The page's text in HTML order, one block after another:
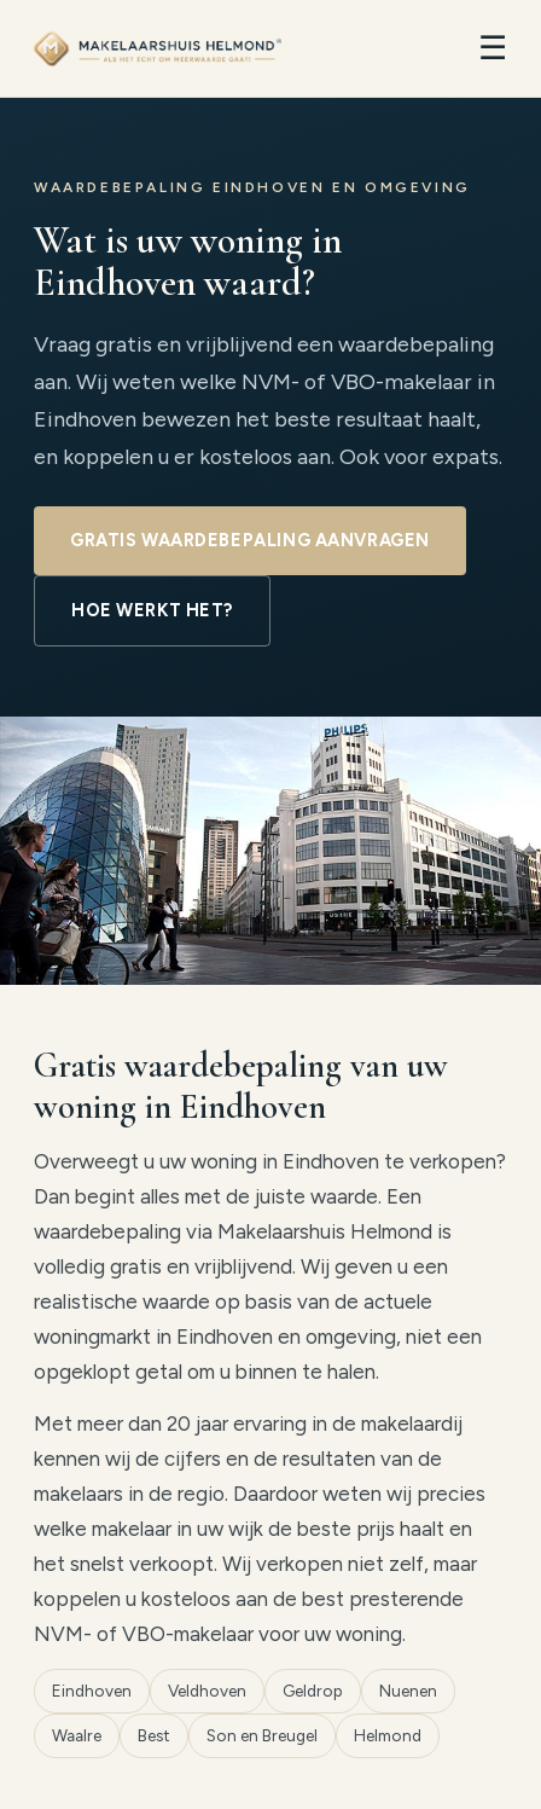
☰
WAARDEBEPALING EINDHOVEN EN OMGEVING
Wat is uw woning in
Eindhoven waard?
Vraag gratis en vrijblijvend een waardebepaling
aan. Wij weten welke NVM- of VBO-makelaar in
Eindhoven bewezen het beste resultaat haalt,
en koppelen u er kosteloos aan. Ook voor expats.
GRATIS WAARDEBEPALING AANVRAGEN
HOE WERKT HET?
Gratis waardebepaling van uw
woning in Eindhoven
Overweegt u uw woning in Eindhoven te verkopen?
Dan begint alles met de juiste waarde. Een
waardebepaling via Makelaarshuis Helmond is
volledig gratis en vrijblijvend. Wij geven u een
realistische waarde op basis van de actuele
woningmarkt in Eindhoven en omgeving, niet een
opgeklopt getal om u binnen te halen.
Met meer dan 20 jaar ervaring in de makelaardij
kennen wij de cijfers en de resultaten van de
makelaars in de regio. Daardoor weten wij precies
welke makelaar in uw wijk de beste prijs haalt en
het snelst verkoopt. Wij verkopen niet zelf, maar
koppelen u kosteloos aan de best presterende
NVM- of VBO-makelaar voor uw woning.
Eindhoven Veldhoven Geldrop Nuenen
Waalre Best Son en Breugel Helmond